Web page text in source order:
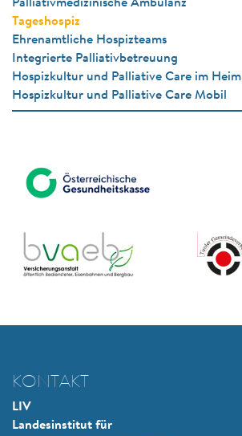
Palliativmedizinische Ambulanz
Tageshospiz
Ehrenamtliche Hospizteams
Integrierte Palliativbetreuung
Hospizkultur und Palliative Care im Heim
Hospizkultur und Palliative Care Mobil
KONTAKT
LIV
Landesinstitut für